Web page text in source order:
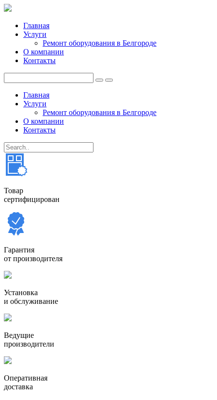
Главная
Услуги
Ремонт оборудования в Белгороде
О компании
Контакты
Главная
Услуги
Ремонт оборудования в Белгороде
О компании
Контакты
Товар
сертифицирован
Гарантия
от производителя
Установка
и обслуживание
Ведущие
производители
Оперативная
доставка